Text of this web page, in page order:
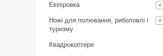
Екіпіровка
Ножі для полювання, риболовлі і
туризму
Квадрокоптери